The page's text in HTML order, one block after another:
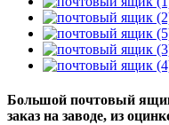
Большой почтовый
заказ на заводе, из